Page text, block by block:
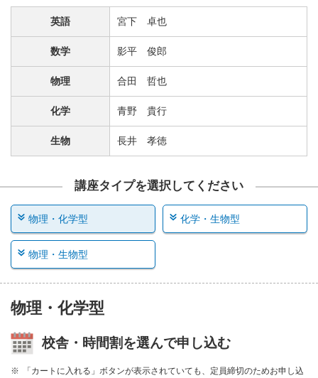
英語 宮下 卓也
数学 影平 俊郎
物理 合田 哲也
化学 青野 貴行
生物 長井 孝徳
講座タイプを選択してください
物理・化学型
物理・化学型
校舎・時間割を選んで申し込む
「カートに入れる」ボタンが表示されていても、定員締切のためお申し込
化学・生物型
物理・生物型